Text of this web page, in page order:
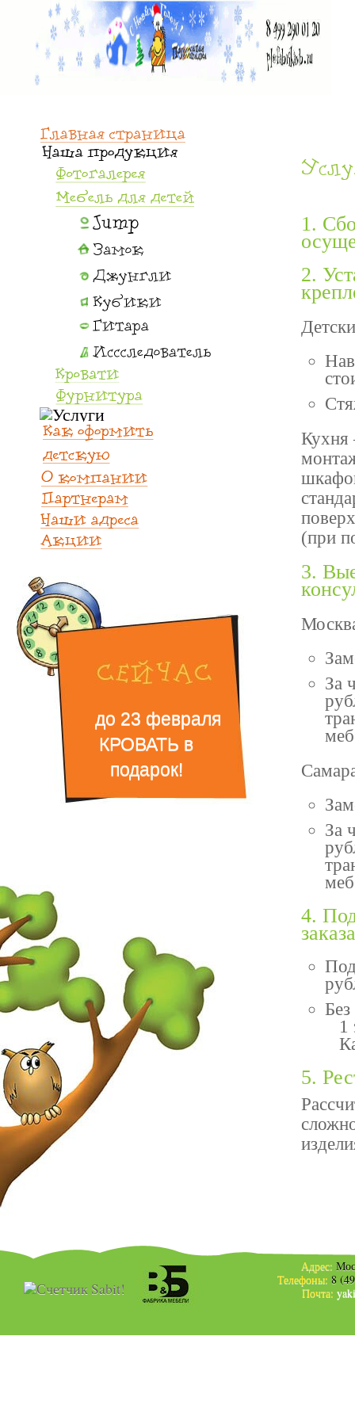
до 23 февраля
КРОВАТЬ в
подарок!
1.
2.
Кухня
(при
3.
За
За
4.
1
5.
Адрес:
Телефоны: 8
Почта: